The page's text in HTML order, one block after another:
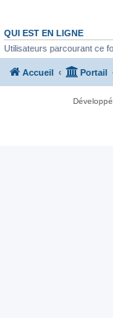
QUI EST EN LIGNE
Utilisateurs parcourant ce
Accueil Portail